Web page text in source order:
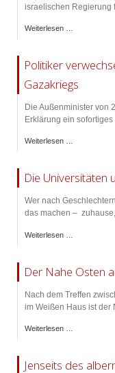
israelischen Regierung
Weiterlesen …
Politiker
Gazakriegs
Die Außenminister von
Erklärung ein
Weiterlesen …
Die Universitäten
Wer nach
das machen –
Weiterlesen …
Der Nahe Osten
Nach dem Treffen
im Weißen Haus ist der
Weiterlesen …
Jenseits des